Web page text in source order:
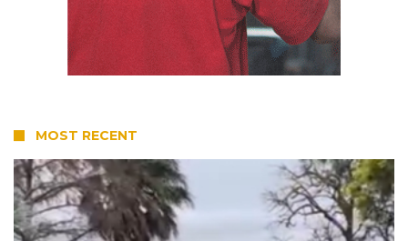
MOST RECENT